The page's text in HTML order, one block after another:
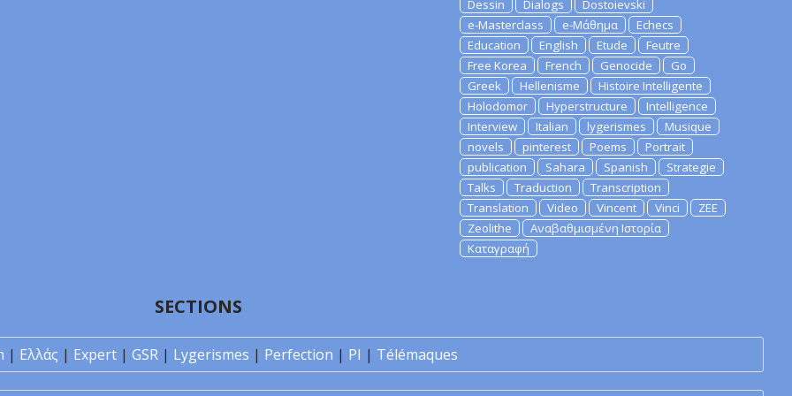
Dessin
Dialogs
Dostoievski
e-Masterclass
e-Μάθημα
Echecs
Education
English Etude
Feutre
Free Korea
French Genocide
Go
Greek
Hellenisme
Histoire Intelligente
Holodomor
Hyperstructure
Intelligence
Interview
Italian lygerismes
Musique
novels
pinterest Poems
Portrait
publication
Sahara Spanish
Strategie
Talks
Traduction
Transcription
Translation
Video Vincent Vinci
ZEE
Zeolithe
Αναβαθμισμένη Ιστορία
Καταγραφή
SECTIONS
| Ελλάς | Expert | GSR | Lygerismes | Perfection | PI | Télémaques